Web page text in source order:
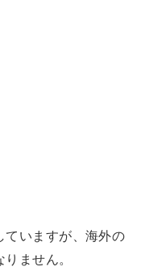
ていますが、海外の
ません。